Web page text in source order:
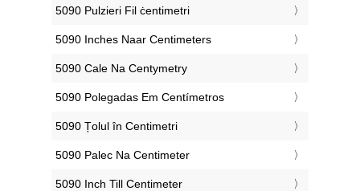
‎5090 Pulzieri Fil ċentimetri
‎5090 Inches Naar Centimeters
‎5090 Cale Na Centymetry
‎5090 Polegadas Em Centímetros
‎5090 Țolul în Centimetri
‎5090 Palec Na Centimeter
‎5090 Inch Till Centimeter